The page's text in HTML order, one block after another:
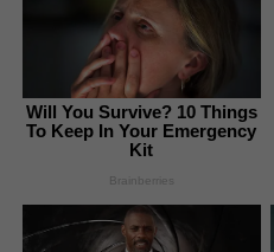
Will You Survive? 10 Things
To Keep In Your Emergency
Kit
Brainberries